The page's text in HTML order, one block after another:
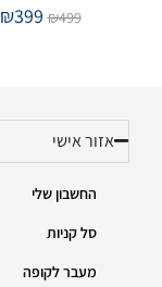
₪499
₪399
אזור אישי
החשבון שלי
סל קניות
מעבר לקופה